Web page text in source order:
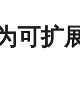
可扩